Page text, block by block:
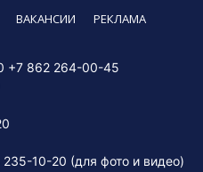
ВАКАНСИИ РЕКЛАМА
+7 862 264-00-45
235-10-20 (для фото и видео)